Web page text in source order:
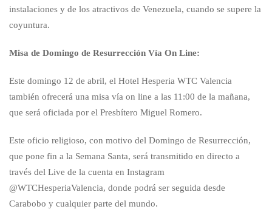
instalaciones y de los atractivos de Venezuela, cuando se supere la
coyuntura.
Misa de Domingo de Resurrección Vía On Line:
Este domingo 12 de abril, el Hotel Hesperia WTC Valencia
también ofrecerá una misa vía on line a las 11:00 de la mañana,
que será oficiada por el Presbítero Miguel Romero.
Este oficio religioso, con motivo del Domingo de Resurrección,
que pone fin a la Semana Santa, será transmitido en directo a
través del Live de la cuenta en Instagram
@WTCHesperiaValencia, donde podrá ser seguida desde
Carabobo y cualquier parte del mundo.